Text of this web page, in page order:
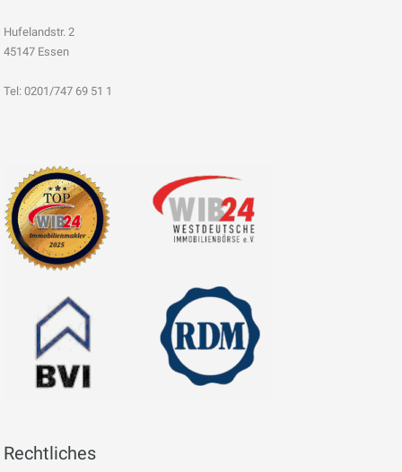
Hufelandstr. 2
45147 Essen
Tel: 0201/747 69 51 1
Rechtliches